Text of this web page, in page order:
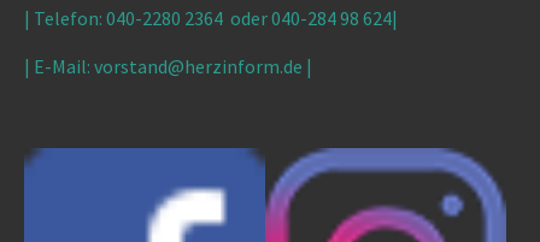
| Telefon: 040-2280 2364 oder040-284 98 624|
| E-Mail: vorstand@herzinform.de |